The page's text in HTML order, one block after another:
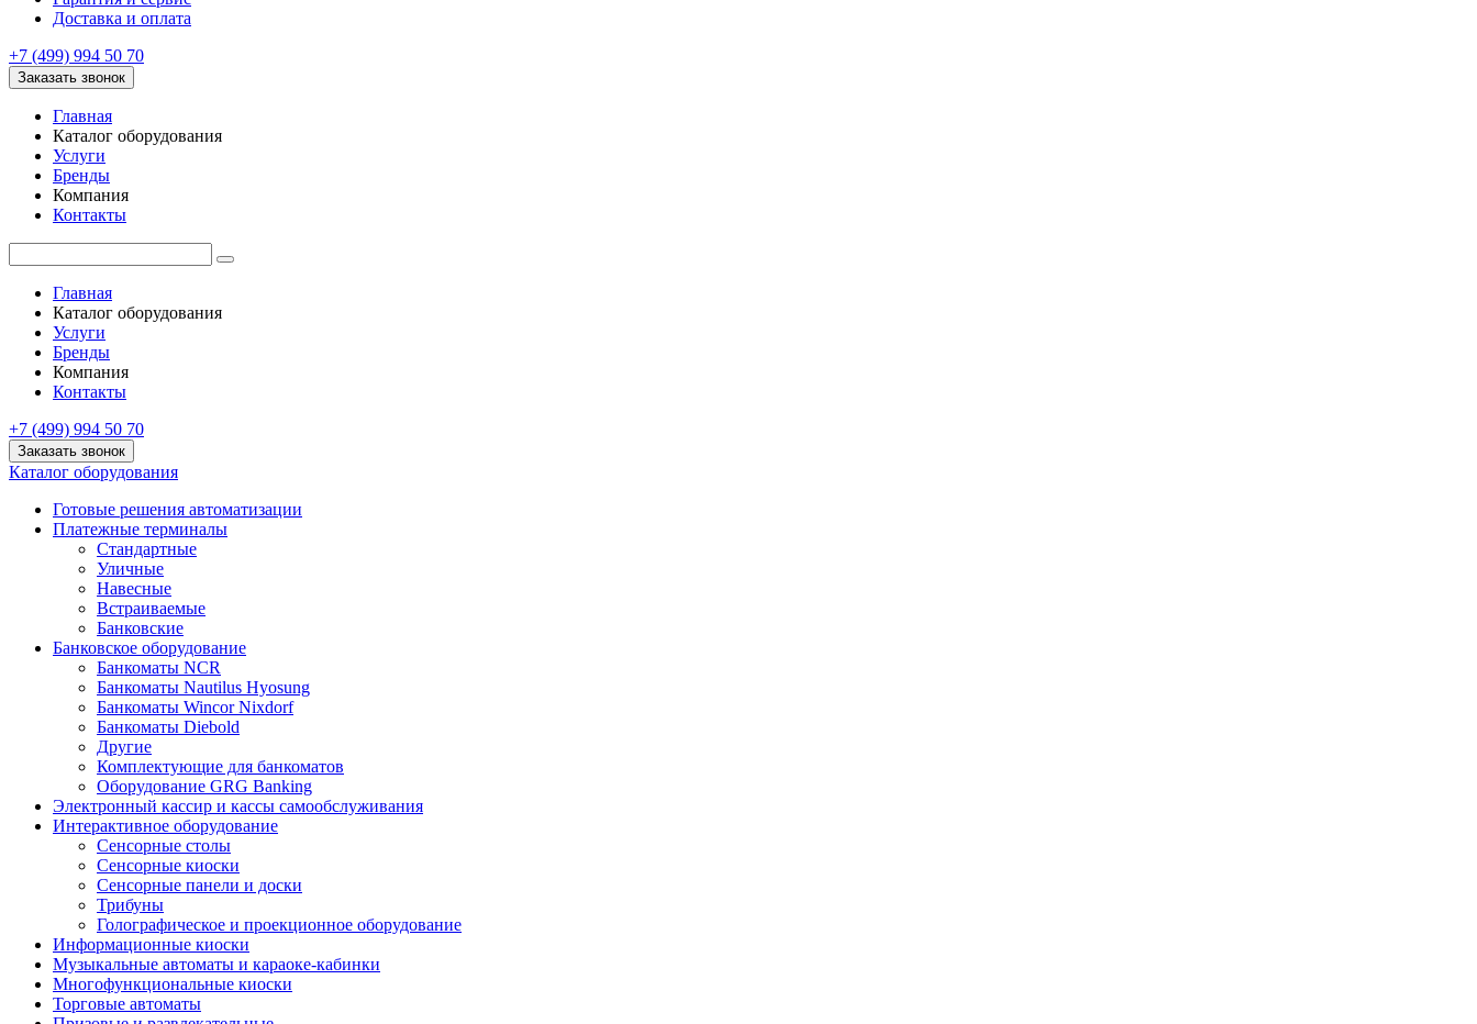
Доставка и оплата
+7 (499) 994 50 70
Заказать звонок
Главная
Каталог оборудования
Услуги
Бренды
Компания
Контакты
Главная
Каталог оборудования
Услуги
Бренды
Компания
Контакты
+7 (499) 994 50 70
Заказать звонок
Каталог оборудования
Готовые решения автоматизации
Платежные терминалы
Стандартные
Уличные
Навесные
Встраиваемые
Банковские
Банковское оборудование
Банкоматы NCR
Банкоматы Nautilus Hyosung
Банкоматы Wincor Nixdorf
Банкоматы Diebold
Другие
Комплектующие для банкоматов
Оборудование GRG Banking
Электронный кассир и кассы самообслуживания
Интерактивное оборудование
Сенсорные столы
Сенсорные киоски
Сенсорные панели и доски
Трибуны
Голографическое и проекционное оборудование
Информационные киоски
Музыкальные автоматы и караоке-кабинки
Многофункциональные киоски
Торговые автоматы